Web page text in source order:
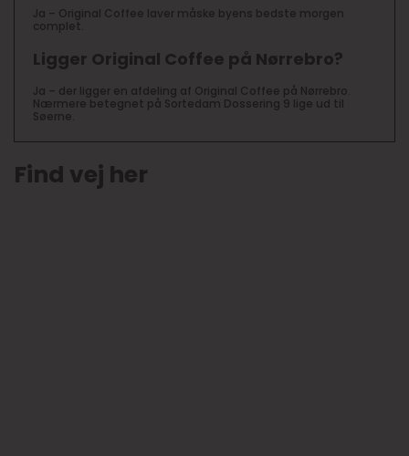
Ja – Original Coffee laver måske byens bedste morgen
complet.
Ligger Original Coffee på Nørrebro?
Ja – der ligger en afdeling af Original Coffee på Nørrebro.
Nærmere betegnet på Sortedam Dossering 9 lige ud til
Søerne.
Find vej her